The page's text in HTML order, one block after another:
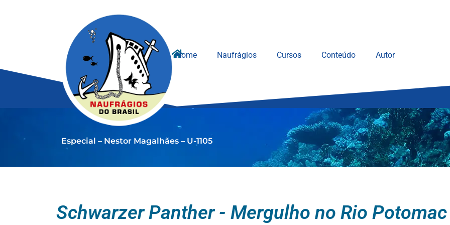
Home
Naufrágios Cursos Conteúdo Autor
Especial – Nestor Magalhães – U-1105
Schwarzer Panther - Mergulho no Rio Potomac